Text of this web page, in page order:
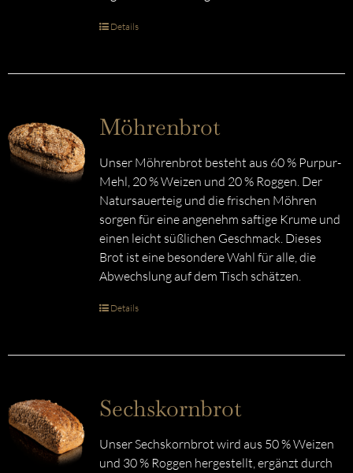
Details
Möhrenbrot
Unser Möhrenbrot besteht aus 60 % Purpur-
Mehl, 20 % Weizen und 20 % Roggen. Der
Natursauerteig und die frischen Möhren
sorgen für eine angenehm saftige Krume und
einen leicht süßlichen Geschmack. Dieses
Brot ist eine besondere Wahl für alle, die
Abwechslung auf dem Tisch schätzen.
Details
Sechskornbrot
Unser Sechskornbrot wird aus 50 % Weizen
und 30 % Roggen hergestellt, ergänzt durch